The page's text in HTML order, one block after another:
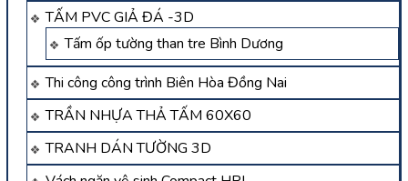
TẤM PVC GIẢ ĐÁ -3D
Tấm ốp tường than tre Bình Dương
Thi công công trình Biên Hòa Đồng Nai
TRẦN NHỰA THẢ TẤM 60X60
TRANH DÁN TƯỜNG 3D